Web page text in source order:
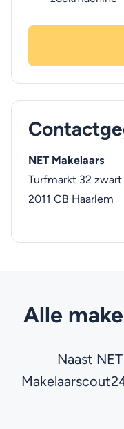
NET Makelaars
Turfmarkt 32 zwart
2011 CB Haarlem
Alle
Naast